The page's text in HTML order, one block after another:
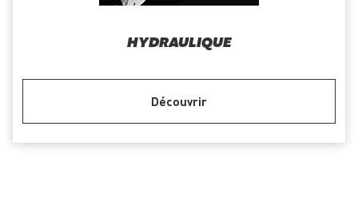
HYDRAULIQUE
Découvrir